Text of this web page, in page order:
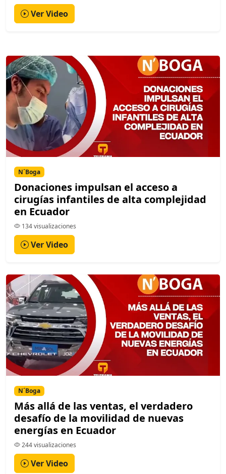
Ver Video
N´Boga
Donaciones impulsan el acceso a
cirugías infantiles de alta complejidad
en Ecuador
134 visualizaciones
Ver Video
N´Boga
Más allá de las ventas, el verdadero
desafío de la movilidad de nuevas
energías en Ecuador
244 visualizaciones
Ver Video